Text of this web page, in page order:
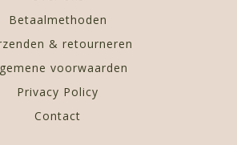
Betaalmethoden
& retourneren
voorwaarden
Privacy Policy
Contact